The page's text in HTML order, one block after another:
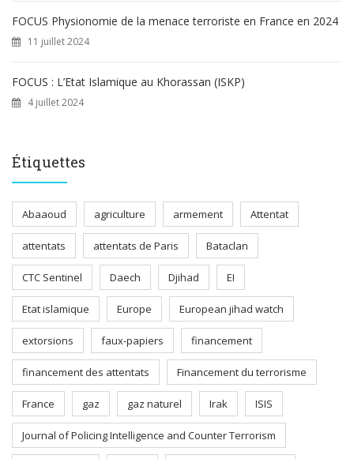
FOCUS Physionomie de la menace terroriste en France en 2024
11 juillet 2024
FOCUS : L’Etat Islamique au Khorassan (ISKP)
4 juillet 2024
Étiquettes
Abaaoud agriculture armement Attentat
attentats attentats de Paris Bataclan
CTC Sentinel Daech Djihad EI
Etat islamique Europe European jihad watch
extorsions faux-papiers financement
financement des attentats Financement du terrorisme
France gaz gaz naturel Irak ISIS
Journal of Policing Intelligence and Counter Terrorism